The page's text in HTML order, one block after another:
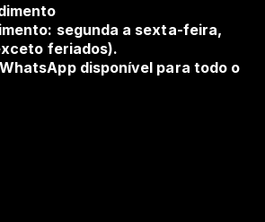
segunda a sexta-feira,
feriados).
disponível para todo o